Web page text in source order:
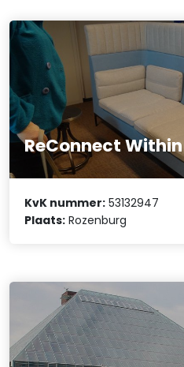
ReConnect Within
KvK nummer: 53132947
Plaats: Rozenburg